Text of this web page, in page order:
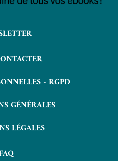
- RGPD
GÉNÉRALES
LÉGALES